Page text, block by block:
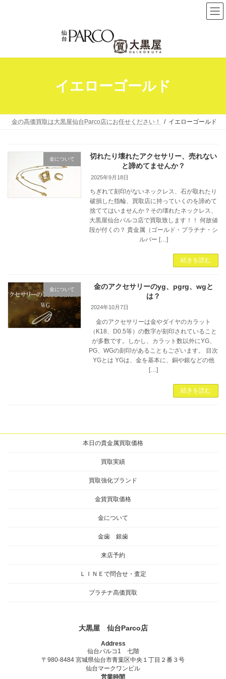
ン
テ
ン
ス
キ
ビ
ゲ
ー
ン
に
イエローゴールド
金の高価買取は大黒屋仙台Parco店にお任せください！ イエローゴールド
金について
切れたり壊れたアクセサリー、売れない
と諦めてませんか？
2025年9月18日
ちぎれて刻印がないネックレス、石が取れたり
破損した指輪、買取店に持っていくのを諦めて
捨ててはいませんか？その壊れたネックレス、
大黒屋仙台パルコ店で買取致します！！ 何故値
段が付くの？ 貴金属（ゴールド・プラチナ・シ
ルバー […]
続きを読む
金について
金のアクセサリーのyg、pgrg、wgと
は？
2024年10月7日
金のアクセサリーは金やダイヤのカラット
（K18、D0.5等）の数字が刻印されていること
が多数です。しかし、カラット数以外にYG、
PG、WGの刻印があることもございます。 目次
YGとは YGは、金を基本に、銅や銀などの他
[…]
続きを読む
本日の貴金属買取価格
買取実績
買取強化ブランド
金貨買取価格
金について
金歯 銀歯
来店予約
ＬＩＮＥで問合せ・査定
プラチナ高価買取
大黒屋 仙台Parco店
Address
仙台パルコ1 七階
〒980-8484 宮城県仙台市青葉区中央１丁目２番３号
仙台マークワンビル
営業時間